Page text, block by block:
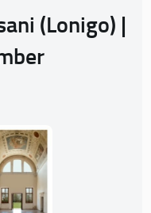
(Lonigo) |